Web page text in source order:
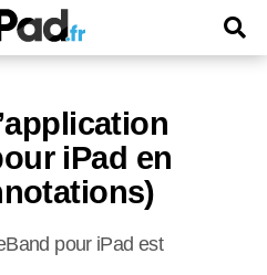
iPad en
pour iPad est